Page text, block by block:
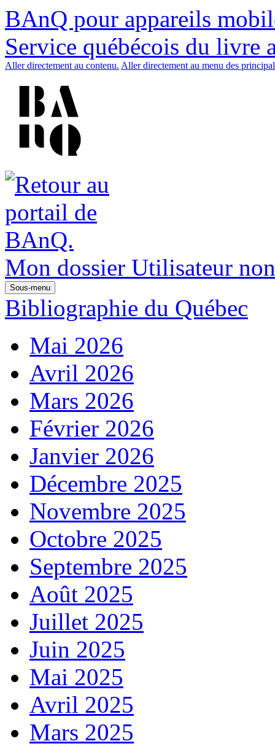
BAnQ pour appareils
Service québécois du livre
Aller directement au contenu. Aller directement au menu des
Mon dossier Utilisateur
Sous-menu
Bibliographie du Québec
Mai 2026
Avril 2026
Mars 2026
Février 2026
Janvier 2026
Décembre 2025
Novembre 2025
Octobre 2025
Septembre 2025
Août 2025
Juillet 2025
Juin 2025
Mai 2025
Avril 2025
Mars 2025